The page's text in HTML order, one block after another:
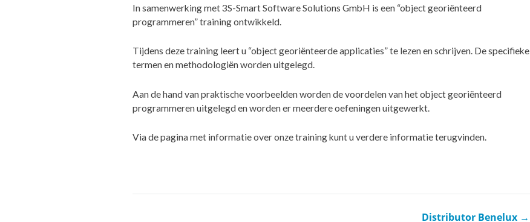
In samenwerking met 3S-Smart Software Solutions GmbH is een “object georiënteerd
programmeren” training ontwikkeld.
Tijdens deze training leert u “object georiënteerde applicaties” te lezen en schrijven. De specifieke
termen en methodologiën worden uitgelegd.
Aan de hand van praktische voorbeelden worden de voordelen van het object georiënteerd
programmeren uitgelegd en worden er meerdere oefeningen uitgewerkt.
Via de pagina met informatie over onze training kunt u verdere informatie terugvinden.
Distributor Benelux →